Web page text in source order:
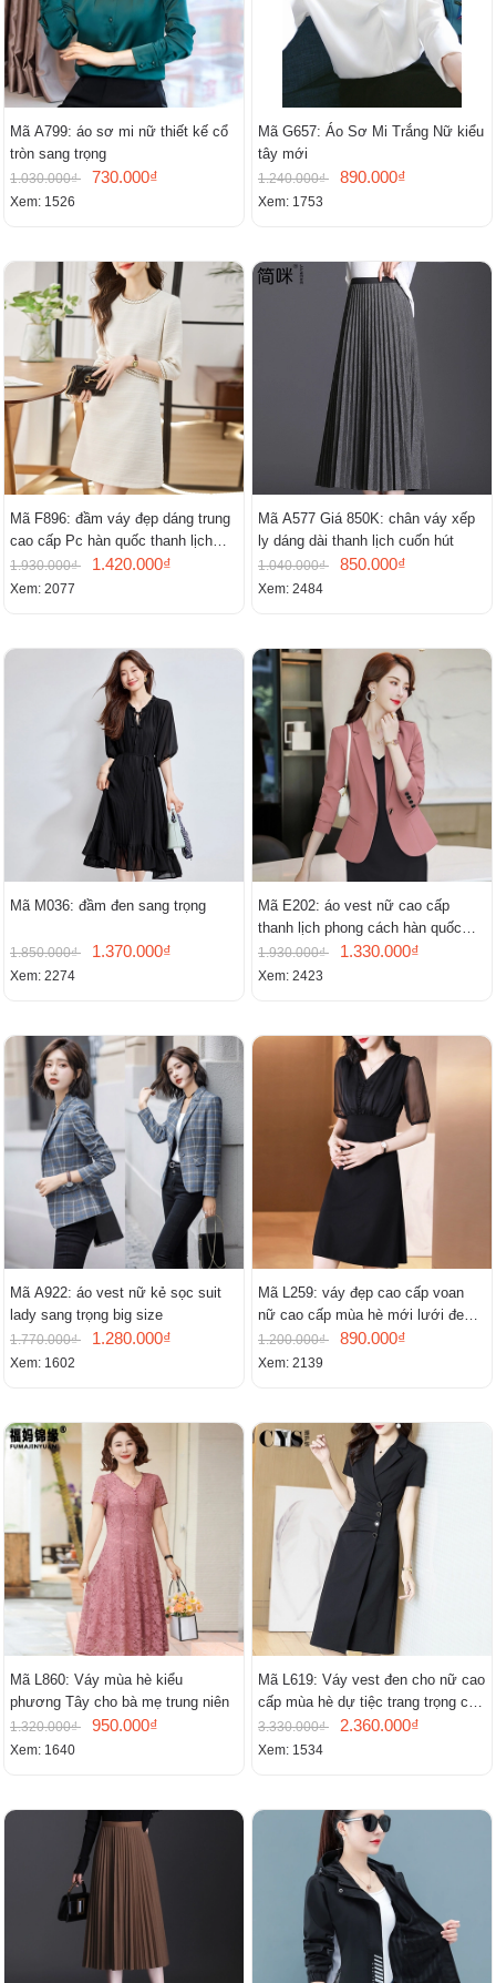
Mã A799: áo sơ mi nữ thiết kế cổ
tròn sang trọng
1.030.000₫ 730.000₫
Xem: 1526
Mã G657: Áo Sơ Mi Trắng Nữ kiểu
tây mới
1.240.000₫ 890.000₫
Xem: 1753
Mã F896: đầm váy đẹp dáng trung
cao cấp Pc hàn quốc thanh lịch
mới
1.930.000₫ 1.420.000₫
Xem: 2077
Mã A577 Giá 850K: chân váy xếp
ly dáng dài thanh lịch cuốn hút
1.040.000₫ 850.000₫
Xem: 2484
Mã M036: đầm đen sang trọng
1.850.000₫ 1.370.000₫
Xem: 2274
Mã E202: áo vest nữ cao cấp
thanh lịch phong cách hàn quốc
mới
1.930.000₫ 1.330.000₫
Xem: 2423
Mã A922: áo vest nữ kẻ sọc suit
lady sang trọng big size
1.770.000₫ 1.280.000₫
Xem: 1602
Mã L259: váy đẹp cao cấp voan
nữ cao cấp mùa hè mới lưới đen
cao cấp khí chất nhỏ tay ngắn
1.200.000₫ 890.000₫
Xem: 2139
Mã L860: Váy mùa hè kiểu
phương Tây cho bà mẹ trung niên
1.320.000₫ 950.000₫
Xem: 1640
Mã L619: Váy vest đen cho nữ cao
cấp mùa hè dự tiệc trang trọng cao
cấp
3.330.000₫ 2.360.000₫
Xem: 1534